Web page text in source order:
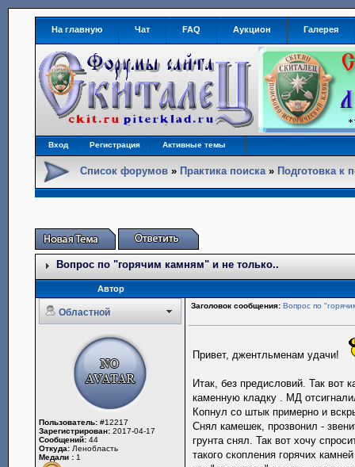
На главную Чат FAQ Аукцион Галерея
Вход Регистрация Активные темы
Список форумов » Практика поиска» Подготовка к
Вопрос по "горячим камням" и не только..
Автор
Областной
Заголовок сообщения: Вопрос по
Пользователь: #12217
Зарегистрирован: 2017-04-17
Сообщений: 44
Откуда: Ленобласть
Медали : 1
Привет, джентльменам удачи!
Итак, без предисловий. Так вот
каменную кладку . МД
Копнул со штык примерно и
Снял камешек, прозвонил -
грунта снял. Так вот хочу
такого скопления горячих